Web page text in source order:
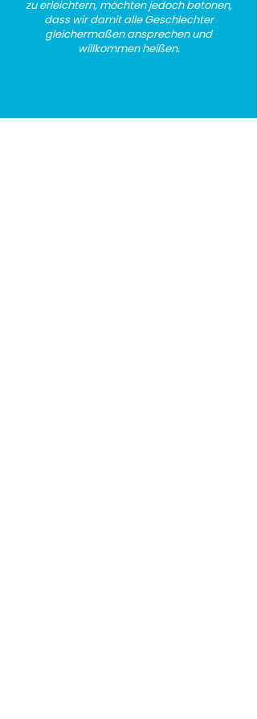
zu erleichtern, möchten jedoch betonen,
dass wir damit alle Geschlechter
gleichermaßen ansprechen und
willkommen heißen.